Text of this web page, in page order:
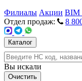
Филиалы Акции BIM
Отдел продаж:
8
Каталог
Вы искали
Очистить